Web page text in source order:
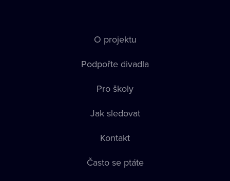
O projektu
Podpořte divadla
Pro školy
Jak sledovat
Kontakt
Často se ptáte